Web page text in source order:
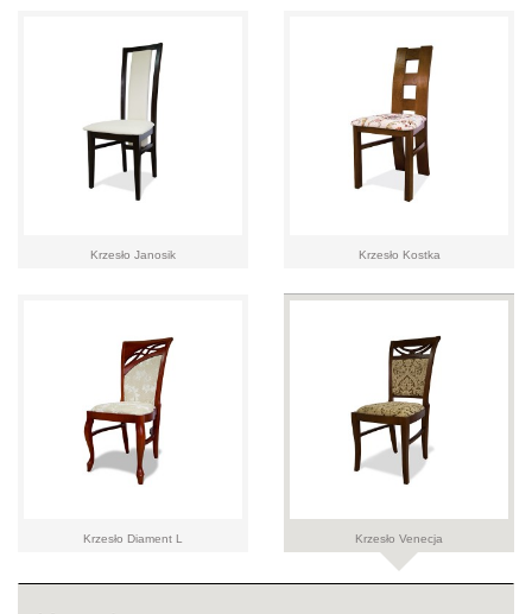
Krzesło Janosik Krzesło Kostka
Krzesło Diament L Krzesło Venecja